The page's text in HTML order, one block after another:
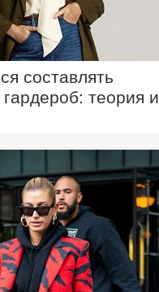
составлять
теория и